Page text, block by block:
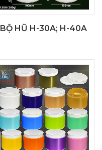
BỘ HŨ H-30A; H-40A